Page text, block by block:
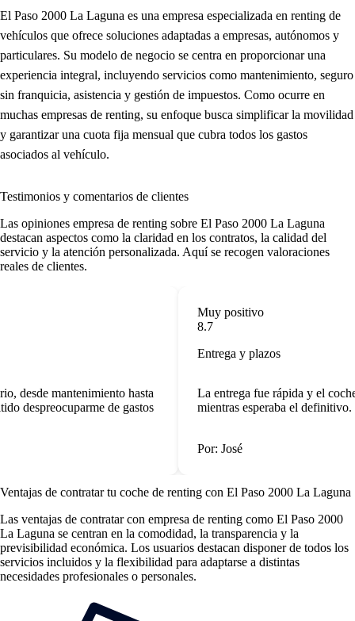
El Paso 2000 La Laguna es una empresa especializada en renting de
vehículos que ofrece soluciones adaptadas a empresas, autónomos y
particulares. Su modelo de negocio se centra en proporcionar una
experiencia integral, incluyendo servicios como mantenimiento, seguro
sin franquicia, asistencia y gestión de impuestos. Como ocurre en
muchas empresas de renting, su enfoque busca simplificar la movilidad
y garantizar una cuota fija mensual que cubra todos los gastos
asociados al vehículo.
Testimonios y comentarios de clientes
Las opiniones empresa de renting sobre El Paso 2000 La Laguna
destacan aspectos como la claridad en los contratos, la calidad del
servicio y la atención personalizada. Aquí se recogen valoraciones
reales de clientes.
desde mantenimiento hasta
despreocuparme de gastos
Muy positivo
8.7
Entrega y plazos
La entrega fue rápida y el
mientras esperaba el definitivo.
Por: José
Ventajas de contratar tu coche de renting con El Paso 2000 La Laguna
Las ventajas de contratar con empresa de renting como El Paso 2000
La Laguna se centran en la comodidad, la transparencia y la
previsibilidad económica. Los usuarios destacan disponer de todos los
servicios incluidos y la flexibilidad para adaptarse a distintas
necesidades profesionales o personales.